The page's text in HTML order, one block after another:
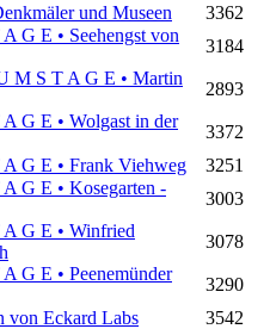
und Museen
3362
G E • Seehengst von
3184
M S T A G E • Martin
2893
G E • Wolgast in der
3372
G E • Frank Viehweg
3251
G E • Kosegarten -
3003
G E • Winfried
3078
G E • Peenemünder
3290
von Eckard Labs
3542